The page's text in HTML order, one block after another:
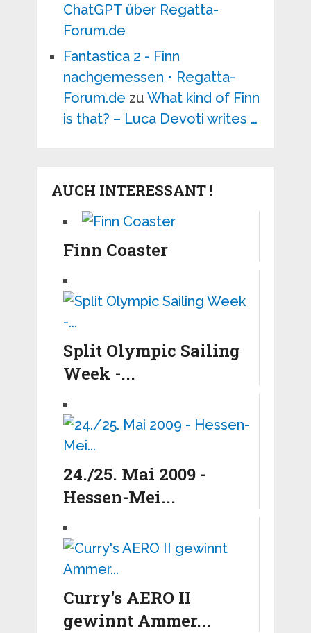
ChatGPT über Regatta-
Forum.de
Fantastica 2 - Finn
nachgemessen • Regatta-
Forum.de zu What kind of Finn
is that? – Luca Devoti writes …
AUCH INTERESSANT !
Finn Coaster
Split Olympic Sailing
Week -...
24./25. Mai 2009 -
Hessen-Mei...
Curry's AERO II
gewinnt Ammer...